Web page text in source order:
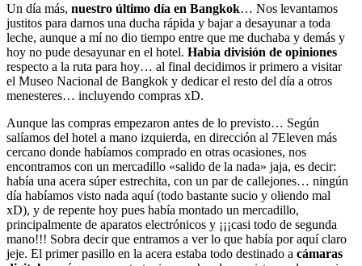
Un día más, nuestro último día en Bangkok… Nos levantamos
justitos para darnos una ducha rápida y bajar a desayunar a toda
leche, aunque a mí no dio tiempo entre que me duchaba y demás y
hoy no pude desayunar en el hotel. Había división de opiniones
respecto a la ruta para hoy… al final decidimos ir primero a visitar
el Museo Nacional de Bangkok y dedicar el resto del día a otros
menesteres… incluyendo compras xD.
Aunque las compras empezaron antes de lo previsto… Según
salíamos del hotel a mano izquierda, en dirección al 7Eleven más
cercano donde habíamos comprado en otras ocasiones, nos
encontramos con un mercadillo «salido de la nada» jaja, es decir:
había una acera súper estrechita, con un par de callejones… ningún
día habíamos visto nada aquí (todo bastante sucio y oliendo mal
xD), y de repente hoy pues había montado un mercadillo,
principalmente de aparatos electrónicos y ¡¡¡casi todo de segunda
mano!!! Sobra decir que entramos a ver lo que había por aquí claro
jeje. El primer pasillo en la acera estaba todo destinado a cámaras